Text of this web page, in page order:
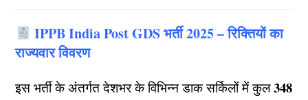
IPPB India Post GDS भर्ती 2025 – रिक्तियों का
राज्यवार विवरण
इस भर्ती के अंतर्गत देशभर के विभिन्न डाक सर्किलों में कुल348